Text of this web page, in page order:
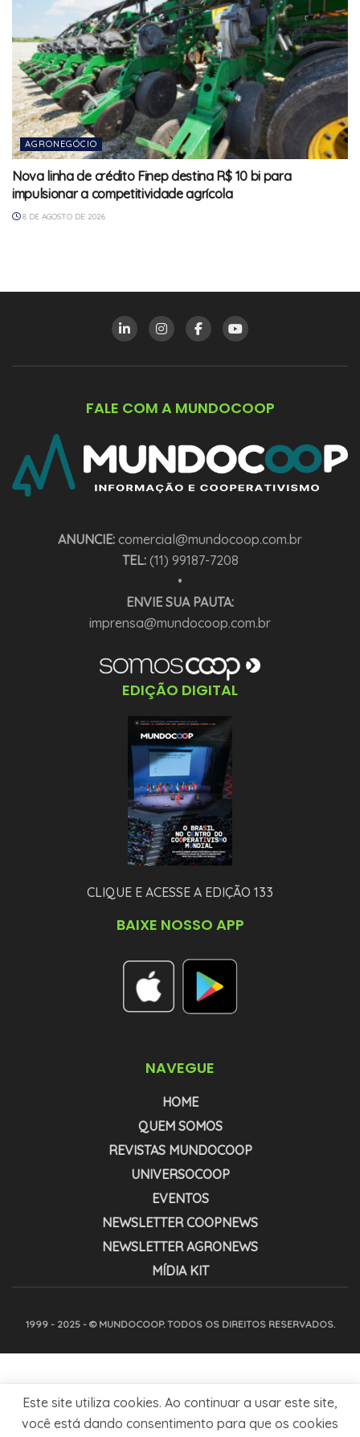
AGRONEGÓCIO
Nova linha de crédito Finep destina R$ 10 bi para
impulsionar a competitividade agrícola
8 DE AGOSTO DE 2026
FALE COM A MUNDOCOOP
ANUNCIE: comercial@mundocoop.com.br
TEL:(11) 99187-7208
•
ENVIE SUA PAUTA:
imprensa@mundocoop.com.br
EDIÇÃO DIGITAL
CLIQUE E ACESSE A EDIÇÃO 133
BAIXE NOSSO APP
NAVEGUE
HOME
QUEM SOMOS
REVISTAS MUNDOCOOP
UNIVERSOCOOP
EVENTOS
NEWSLETTER COOPNEWS
NEWSLETTER AGRONEWS
MÍDIA KIT
1999 - 2025 - © MUNDOCOOP. TODOS OS DIREITOS RESERVADOS.
Este site utiliza cookies. Ao continuar a usar este site,
você está dando consentimento para que os cookies